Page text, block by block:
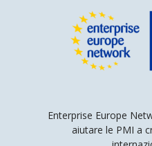
Enterprise Europe
aiutare le PMI a